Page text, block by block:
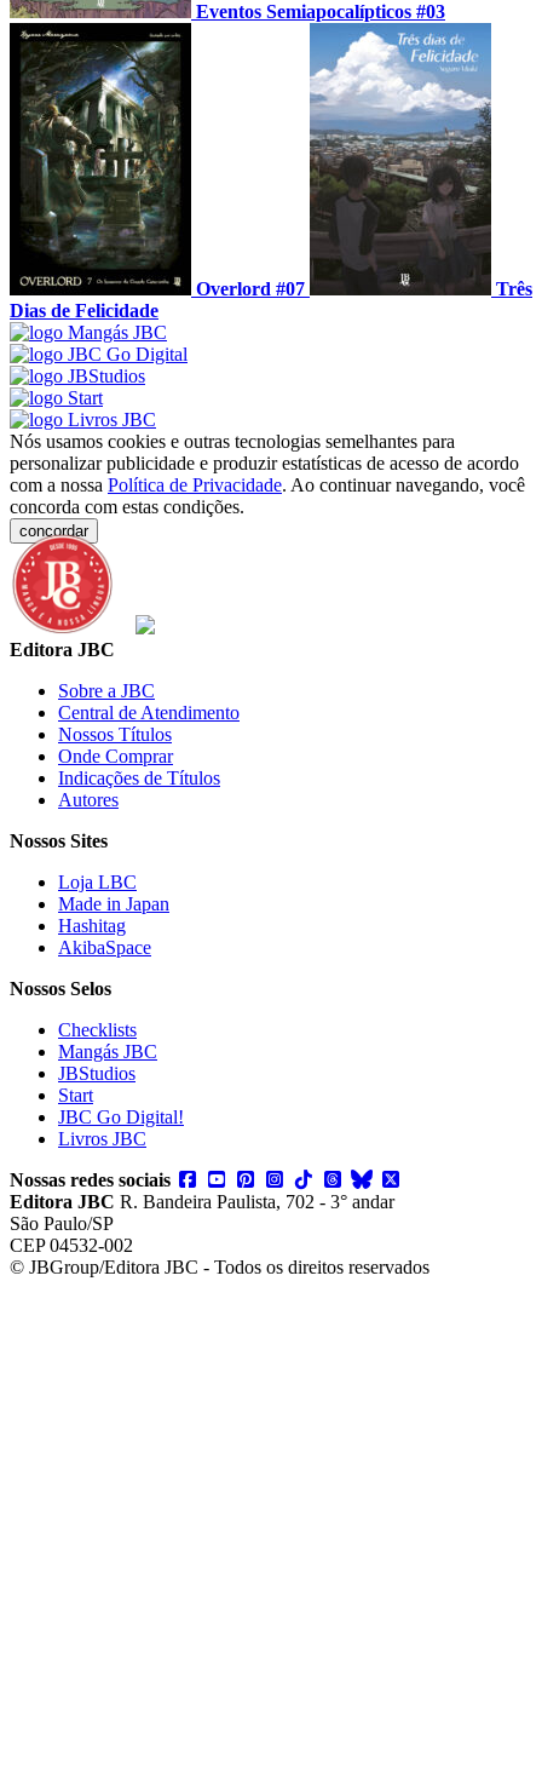
Eventos Semiapocalípticos #03
Overlord #07
Três
Dias de Felicidade
Nós usamos cookies e outras tecnologias semelhantes para
personalizar publicidade e produzir estatísticas de acesso de acordo
com a nossa Política de Privacidade. Ao continuar navegando, você
concorda com estas condições.
concordar
Editora JBC
Sobre a JBC
Central de Atendimento
Nossos Títulos
Onde Comprar
Indicações de Títulos
Autores
Nossos Sites
Loja LBC
Made in Japan
Hashitag
AkibaSpace
Nossos Selos
Checklists
Mangás JBC
JBStudios
Start
JBC Go Digital!
Livros JBC
Nossas redes sociais
Editora JBC R. Bandeira Paulista, 702 - 3° andar
São Paulo/SP
CEP 04532-002
© JBGroup/Editora JBC - Todos os direitos reservados